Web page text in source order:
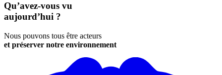
Qu’avez-vous vu
aujourd’hui ?
Nous pouvons tous être acteurs
et préserver notre environnement